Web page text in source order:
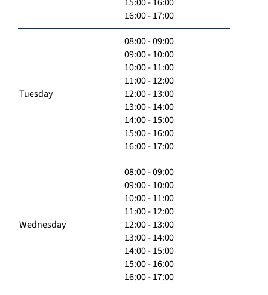
16:00 - 17:00
Tuesday
08:00 - 09:00
09:00 - 10:00
10:00 - 11:00
11:00 - 12:00
12:00 - 13:00
13:00 - 14:00
14:00 - 15:00
15:00 - 16:00
16:00 - 17:00
Wednesday
08:00 - 09:00
09:00 - 10:00
10:00 - 11:00
11:00 - 12:00
12:00 - 13:00
13:00 - 14:00
14:00 - 15:00
15:00 - 16:00
16:00 - 17:00